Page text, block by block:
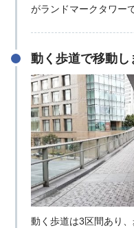
がランドマークタワーで
動く歩道で移動し
動く歩道は3区間あり